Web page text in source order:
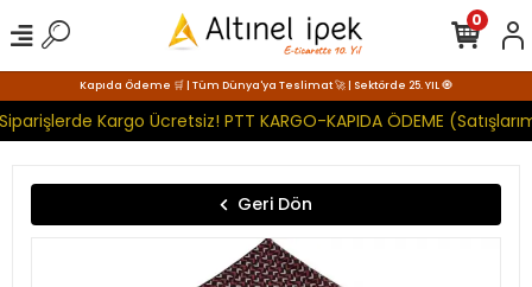
Kapıda Ödeme 🛒 | Tüm Dünya'ya Teslimat 🚀 | Sektörde 25. YIL 🧿
Kargo Ücretsiz! PTT KARGO-KAPIDA ÖDEME
0
Geri Dön